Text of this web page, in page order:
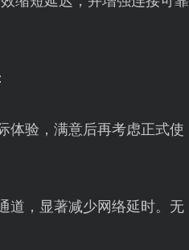
体验，满意后再考虑正式使
道，显著减少网络延时。无